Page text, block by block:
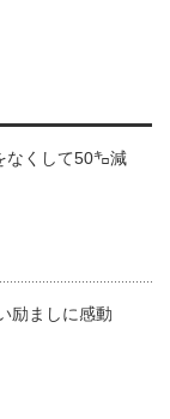
くして50㌔減
励ましに感動